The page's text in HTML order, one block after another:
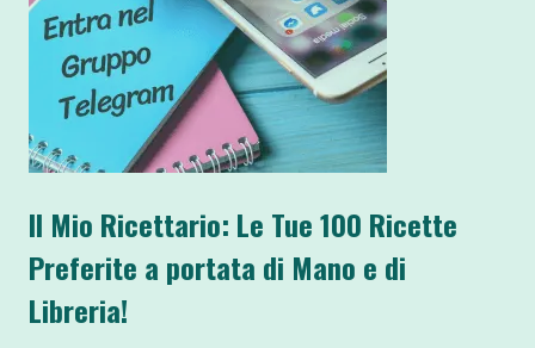
Il Mio Ricettario: Le Tue 100 Ricette
Preferite a portata di Mano e di
Libreria!